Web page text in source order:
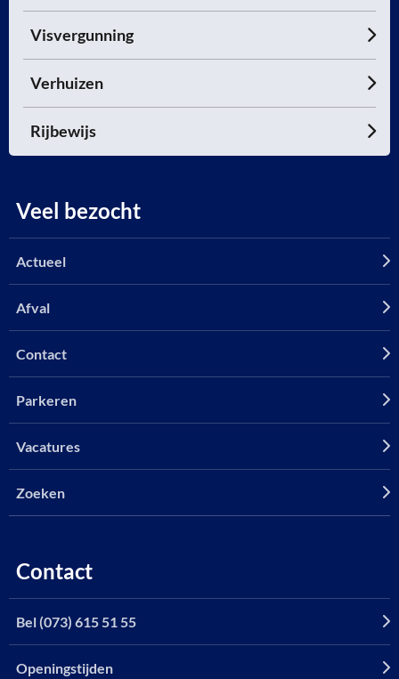
Visvergunning
Verhuizen
Rijbewijs
Veel bezocht
Actueel
Afval
Contact
Parkeren
Vacatures
Zoeken
Contact
Bel (073) 615 51 55
Openingstijden